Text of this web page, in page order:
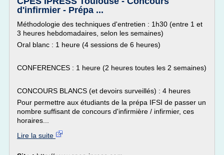
d'infirmier - Prépa ...
Méthodologie des techniques d'entretien : 1h30 (entre 1 et
3 heures hebdomadaires, selon les semaines)
Oral blanc : 1 heure (4 sessions de 6 heures)
CONFERENCES : 1 heure (2 heures toutes les 2 semaines)
CONCOURS BLANCS (et devoirs surveillés) : 4 heures
Pour permettre aux étudiants de la prépa IFSI de passer un
nombre suffisant de concours d'infirmière / infirmier, ces
horaires...
Lire la suite